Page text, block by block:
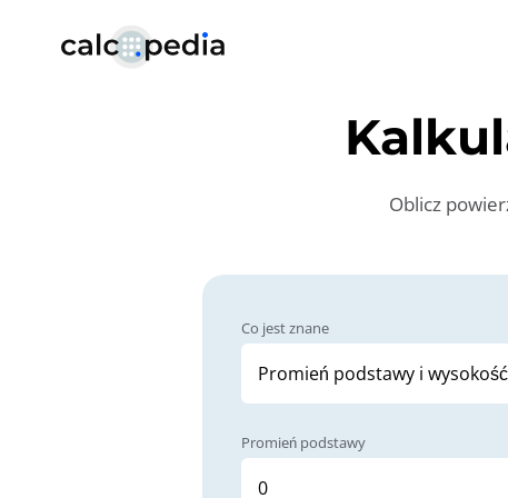
Oblicz
Co jest znane
Promień podstawy